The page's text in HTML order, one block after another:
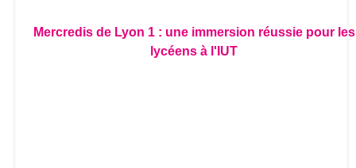
Mercredis de Lyon 1 : une immersion réussie pour les
lycéens à l'IUT